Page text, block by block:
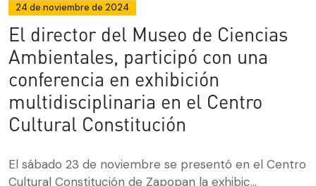
24 de noviembre de 2024
El director del Museo de Ciencias
Ambientales, participó con una
conferencia en exhibición
multidisciplinaria en el Centro
Cultural Constitución
El sábado 23 de noviembre se presentó en el Centro
Cultural Constitución de Zapopan la exhibic...